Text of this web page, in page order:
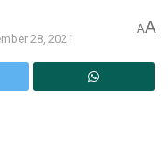
28, 2021
AA